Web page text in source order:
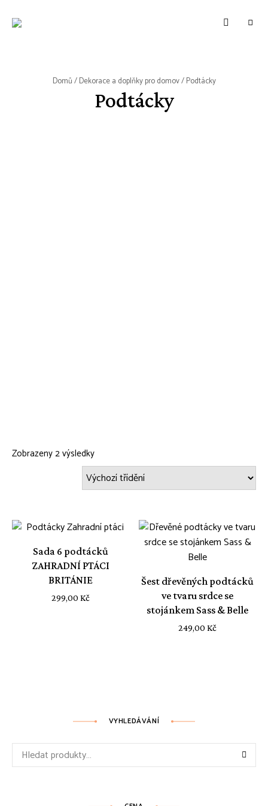
WWW.VUNE-
Food
Domů/Dekorace a doplňky pro domov/ Podtácky
Podtácky
Zobrazeny 2 výsledky
Sada 6 podtácků
ZAHRADNÍ PTÁCI
BRITÁNIE
299,00 Kč
Šest dřevěných podtácků
ve tvaru srdce se
stojánkem Sass & Belle
249,00Kč
VYHLEDÁVÁNÍ
Hledat: